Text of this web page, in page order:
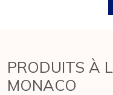
PRODUITS À
MONACO